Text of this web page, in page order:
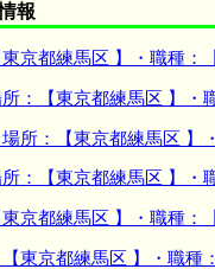
報
京都練馬区 】・職種：
：【東京都練馬区 】・
：【東京都練馬区 】
：【東京都練馬区 】・
都練馬区 】・職種：
東京都練馬区 】・職種